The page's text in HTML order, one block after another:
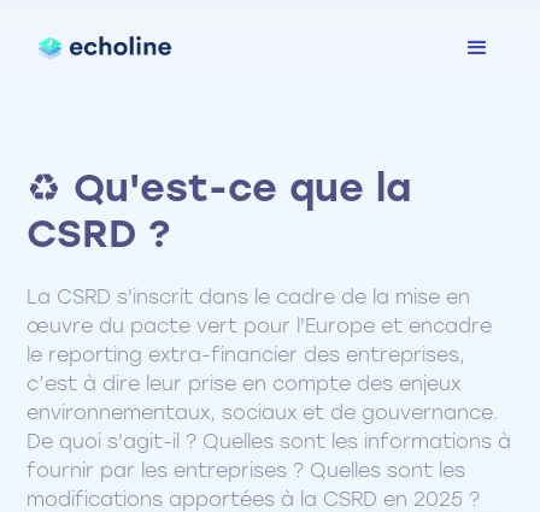
♻️ Qu'est-ce que la
CSRD ?
La CSRD s'inscrit dans le cadre de la mise en
œuvre du pacte vert pour l'Europe et encadre
le reporting extra-financier des entreprises,
c’est à dire leur prise en compte des enjeux
environnementaux, sociaux et de gouvernance.
De quoi s'agit-il ? Quelles sont les informations à
fournir par les entreprises ? Quelles sont les
modifications apportées à la CSRD en 2025 ?